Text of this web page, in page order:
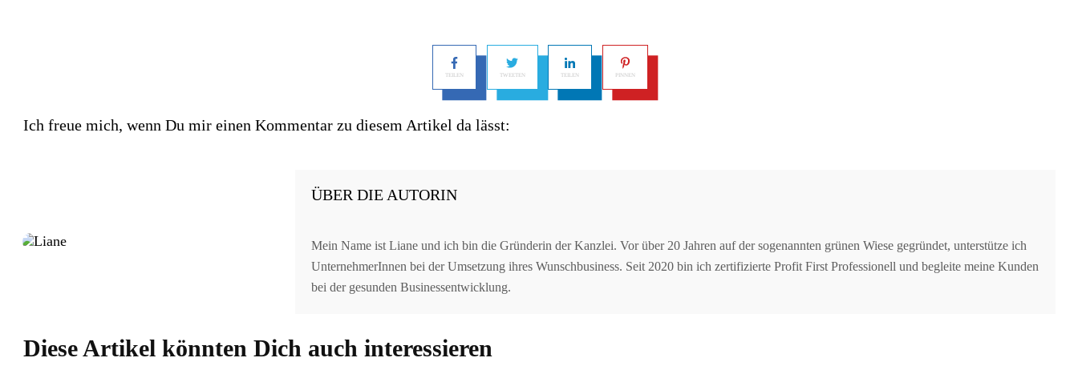
TEILEN TWEETEN TEILEN PINNEN
Ich freue mich, wenn Du mir einen Kommentar zu diesem Artikel da lässt:
ÜBER DIE AUTORIN
Mein Name ist Liane und ich bin die Gründerin der Kanzlei. Vor über 20 Jahren auf der sogenannten grünen Wiese gegründet, unterstütze ich
UnternehmerInnen bei der Umsetzung ihres Wunschbusiness. Seit 2020 bin ich zertifizierte Profit First Professionell und begleite meine Kunden
bei der gesunden Businessentwicklung.
Diese Artikel könnten Dich auch interessieren